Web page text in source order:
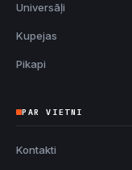
Universāļi
Kupejas
Pikapi
PAR VIETNI
Kontakti